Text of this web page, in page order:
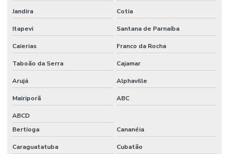
AUTOMAÇÃO
DE PERSIANAS
AUTOMAÇÃO
RESIDENCIAL
PORTO
AUTOMAÇÃO
RESIDENCIAL
AUTOMAÇÃO
RESIDENCIAL
REMOTA
Jandira Cotia
Itapevi Santana de Parnaíba
Caierias Franco da Rocha
Taboão da Serra Cajamar
Arujá Alphaville
Mairiporã ABC
ABCD
Bertioga
Cananéia
Caraguatatuba Cubatão